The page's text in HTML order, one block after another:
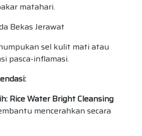
matahari.
Bekas Jerawat
sel kulit mati atau
pasca-inflamasi.
Rice Water Bright Cleansing
mencerahkan secara